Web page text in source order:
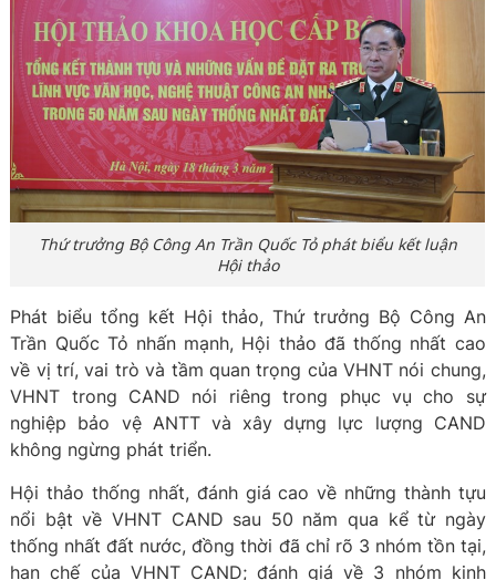
Thứ trưởng Bộ Công An Trần Quốc Tỏ phát biểu kết luận
Hội thảo
Phát biểu tổng kết Hội thảo, Thứ trưởng Bộ Công An
Trần Quốc Tỏ nhấn mạnh, Hội thảo đã thống nhất cao
về vị trí, vai trò và tầm quan trọng của VHNT nói chung,
VHNT trong CAND nói riêng trong phục vụ cho sự
nghiệp bảo vệ ANTT và xây dựng lực lượng CAND
không ngừng phát triển.
Hội thảo thống nhất, đánh giá cao về những thành tựu
nổi bật về VHNT CAND sau 50 năm qua kể từ ngày
thống nhất đất nước, đồng thời đã chỉ rõ 3 nhóm tồn tại,
hạn chế của VHNT CAND; đánh giá về 3 nhóm kinh